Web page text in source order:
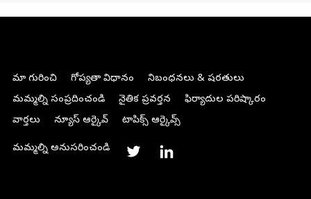
మా గురించి గోప్యతా విధానం
నిబంధనలు & షరతులు
మమ్మల్ని సంప్రదించండి
నైతిక ప్రవర్తన
ఫిర్యాదుల పరిష్కారం
వార్తలు
న్యూస్ ఆర్కైవ్ టాపిక్స్ ఆర్కైవ్స్
మమ్మల్ని అనుసరించండి